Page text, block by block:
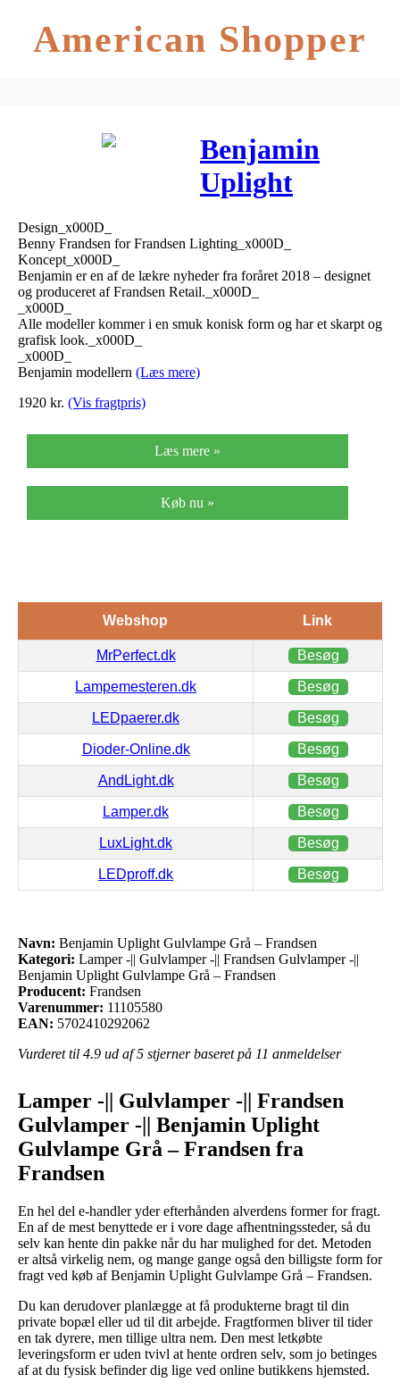
American Shopper
Benjamin
Uplight
Grå –
Frandsen
Design_x000D_
Benny Frandsen for Frandsen Lighting_x000D_
Koncept_x000D_
Benjamin er en af de lækre nyheder fra foråret 2018 – designet
og produceret af Frandsen Retail._x000D_
_x000D_
Alle modeller kommer i en smuk konisk form og har et skarpt og
grafisk look._x000D_
_x000D_
Benjamin modellern (Læs mere)
1920 kr. (Vis fragtpris)
Læs mere »
Køb nu »
Webshop Link
MrPerfect.dk Besøg
Lampemesteren.dk Besøg
LEDpaerer.dk Besøg
Dioder-Online.dk Besøg
AndLight.dk Besøg
Lamper.dk Besøg
LuxLight.dk Besøg
LEDproff.dk Besøg
Navn: Benjamin Uplight Gulvlampe Grå – Frandsen
Kategori: Lamper -|| Gulvlamper -|| Frandsen Gulvlamper -||
Benjamin Uplight Gulvlampe Grå – Frandsen
Producent: Frandsen
Varenummer: 11105580
EAN: 5702410292062
Vurderet til 4.9 ud af 5 stjerner baseret på 11 anmeldelser
Lamper -|| Gulvlamper -|| Frandsen
Gulvlamper -|| Benjamin Uplight
Gulvlampe Grå – Frandsen fra
Frandsen
En hel del e-handler yder efterhånden alverdens former for fragt.
En af de mest benyttede er i vore dage afhentningssteder, så du
selv kan hente din pakke når du har mulighed for det. Metoden
er altså virkelig nem, og mange gange også den billigste form for
fragt ved køb af Benjamin Uplight Gulvlampe Grå – Frandsen.
Du kan derudover planlægge at få produkterne bragt til din
private bopæl eller ud til dit arbejde. Fragtformen bliver til tider
en tak dyrere, men tillige ultra nem. Den mest letkøbte
leveringsform er uden tvivl at hente ordren selv, som jo betinges
af at du fysisk befinder dig lige ved online butikkens hjemsted.